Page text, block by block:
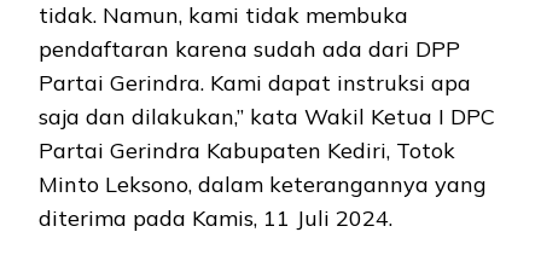
tidak. Namun, kami tidak membuka
pendaftaran karena sudah ada dari DPP
Partai Gerindra. Kami dapat instruksi apa
saja dan dilakukan,” kata Wakil Ketua I DPC
Partai Gerindra Kabupaten Kediri, Totok
Minto Leksono, dalam keterangannya yang
diterima pada Kamis, 11 Juli 2024.